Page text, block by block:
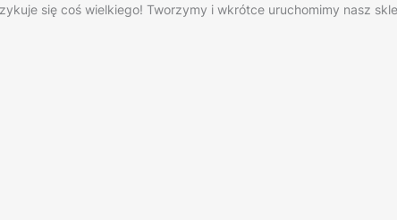
się coś wielkiego! Tworzymy i wkrótce uruchomimy nasz